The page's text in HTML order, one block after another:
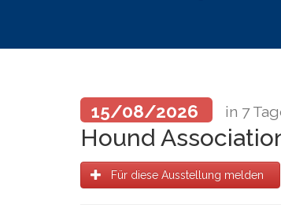
15/08/2026 in 7
Hound
Für diese Ausstellung melden